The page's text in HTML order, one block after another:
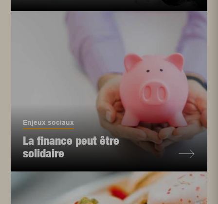
Enjeux sociaux
La finance peut être
solidaire